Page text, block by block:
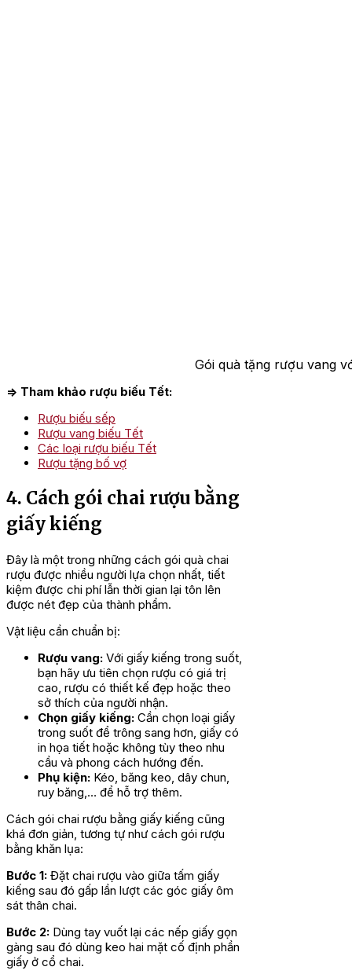
Gói quà tặng rượu vang
=> Tham khảo rượu biếu Tết:
Rượu biếu sếp
Rượu vang biếu Tết
Các loại rượu biếu Tết
Rượu tặng bố vợ
4. Cách gói chai rượu bằng
giấy kiếng
Đây là một trong những cách gói quà chai
rượu được nhiều người lựa chọn nhất, tiết
kiệm được chi phí lẫn thời gian lại tôn lên
được nét đẹp của thành phẩm.
Vật liệu cần chuẩn bị:
Rượu vang: Với giấy kiếng trong suốt,
bạn hãy ưu tiên chọn rượu có giá trị
cao, rượu có thiết kế đẹp hoặc theo
sở thích của người nhận.
Chọn giấy kiếng: Cần chọn loại giấy
trong suốt để trông sang hơn, giấy có
in họa tiết hoặc không tùy theo nhu
cầu và phong cách hướng đến.
Phụ kiện: Kéo, băng keo, dây chun,
ruy băng,… để hỗ trợ thêm.
Cách gói chai rượu bằng giấy kiếng cũng
khá đơn giản, tương tự như cách gói rượu
bằng khăn lụa:
Bước 1: Đặt chai rượu vào giữa tấm giấy
kiếng sau đó gấp lần lượt các góc giấy ôm
sát thân chai.
Bước 2: Dùng tay vuốt lại các nếp giấy gọn
gàng sau đó dùng keo hai mặt cố định phần
giấy ở cổ chai.